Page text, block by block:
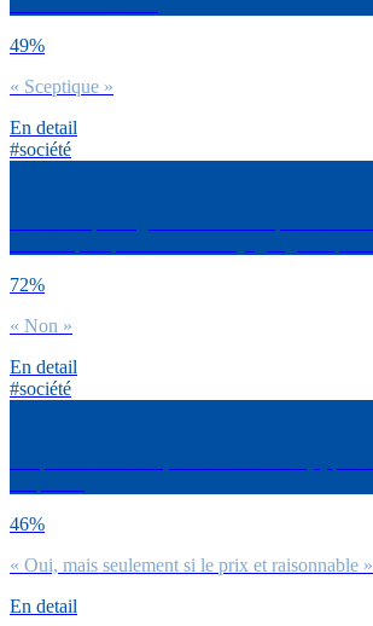
49%
« Sceptique »
En detail
#société
72%
« Non »
En detail
#société
46%
« Oui, mais seulement si le prix et raisonnable »
En detail